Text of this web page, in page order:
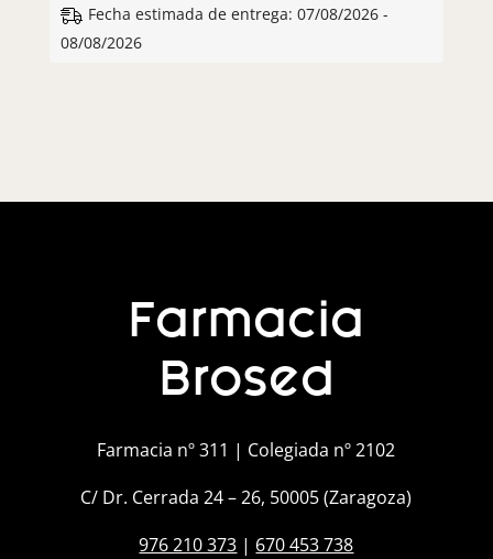
Fecha estimada de entrega: 07/08/2026 -
08/08/2026
Farmacia
Brosed
Farmacia nº 311 | Colegiada nº 2102
C/ Dr. Cerrada 24 – 26, 50005 (Zaragoza)
976 210 373 | 670 453 738